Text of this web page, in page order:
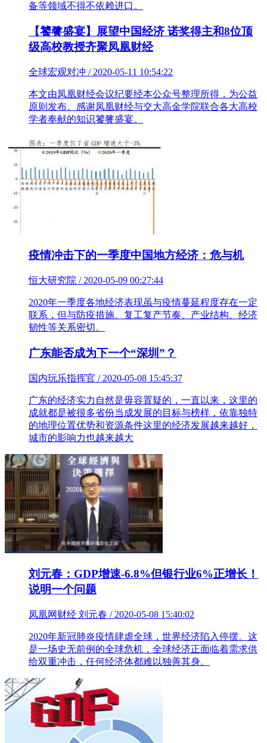
备等领域不得不依赖进口。
【饕餮盛宴】展望中国经济 诺奖得主和8位顶
级高校教授齐聚凤凰财经
全球宏观对冲 / 2020-05-11 10:54:22
本文由凤凰财经会议纪要经本公众号整理所得，为公益
原则发布。感谢凤凰财经与交大高金学院联合各大高校
学者奉献的知识饕餮盛宴。
疫情冲击下的一季度中国地方经济：危与机
恒大研究院 / 2020-05-09 00:27:44
2020年一季度各地经济表现虽与疫情蔓延程度存在一定
联系，但与防疫措施、复工复产节奏、产业结构、经济
韧性等关系密切。
广东能否成为下一个“深圳”？
国内玩乐指挥官 / 2020-05-08 15:45:37
广东的经济实力自然是毋容置疑的，一直以来，这里的
成就都是被很多省份当成发展的目标与榜样，依靠独特
的地理位置优势和资源条件这里的经济发展越来越好，
城市的影响力也越来越大
刘元春：GDP增速-6.8%但银行业6%正增长！
说明一个问题
凤凰网财经 刘元春 / 2020-05-08 15:40:02
2020年新冠肺炎疫情肆虐全球，世界经济陷入停摆。这
是一场史无前例的全球危机，全球经济正面临着需求供
给双重冲击，任何经济体都难以独善其身。